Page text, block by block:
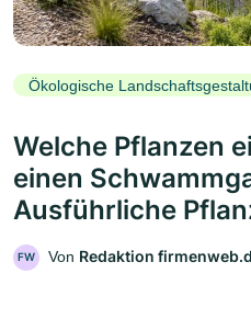
Ökologische
Welche Pflanzen
einen
Ausführliche
FW Von Redaktion